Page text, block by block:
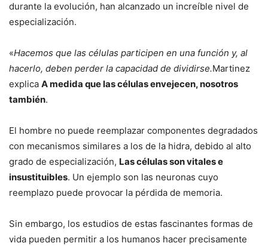
durante la evolución, han alcanzado un increíble nivel de
especialización.
«Hacemos que las células participen en una función y, al
hacerlo, deben perder la capacidad de dividirse.Martinez
explica A medida que las células envejecen, nosotros
también.
El hombre no puede reemplazar componentes degradados
con mecanismos similares a los de la hidra, debido al alto
grado de especialización, Las células son vitales e
insustituibles. Un ejemplo son las neuronas cuyo
reemplazo puede provocar la pérdida de memoria.
Sin embargo, los estudios de estas fascinantes formas de
vida pueden permitir a los humanos hacer precisamente